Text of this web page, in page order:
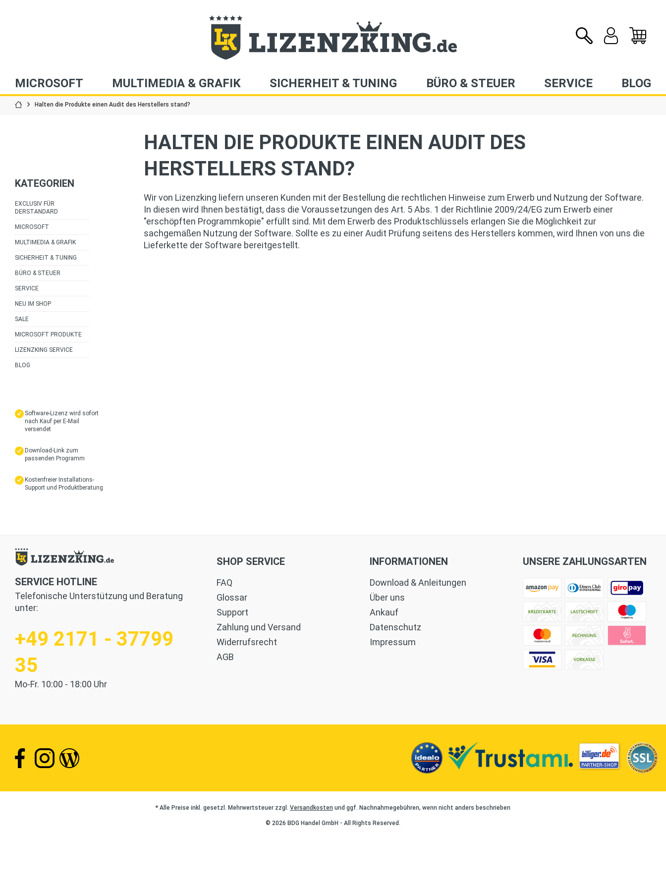
MICROSOFT MULTIMEDIA & GRAFIK SICHERHEIT & TUNING BÜRO & STEUER SERVICE BLOG
Halten die Produkte einen Audit des Herstellers stand?
KATEGORIEN
EXCLUSIV FÜR
DERSTANDARD
MICROSOFT
MULTIMEDIA & GRAFIK
SICHERHEIT & TUNING
BÜRO & STEUER
SERVICE
NEU IM SHOP
SALE
MICROSOFT PRODUKTE
LIZENZKING SERVICE
BLOG
Software-Lizenz wird sofort
nach Kauf per E-Mail
versendet
Download-Link zum
passenden Programm
Kostenfreier Installations-
Support und Produktberatung
HALTEN DIE PRODUKTE EINEN AUDIT DES
HERSTELLERS STAND?
Wir von Lizenzking liefern unseren Kunden mit der Bestellung die rechtlichen Hinweise zum Erwerb und Nutzung der Software.
In diesen wird Ihnen bestätigt, dass die Voraussetzungen des Art. 5 Abs. 1 der Richtlinie 2009/24/EG zum Erwerb einer
"erschöpften Programmkopie" erfüllt sind. Mit dem Erwerb des Produktschlüssels erlangen Sie die Möglichkeit zur
sachgemäßen Nutzung der Software. Sollte es zu einer Audit Prüfung seitens des Herstellers kommen, wird Ihnen von uns die
Lieferkette der Software bereitgestellt.
SERVICE HOTLINE
Telefonische Unterstützung und Beratung
unter:
+49 2171 - 37799
35
Mo-Fr. 10:00 - 18:00 Uhr
SHOP SERVICE
FAQ
Glossar
Support
Zahlung und Versand
Widerrufsrecht
AGB
INFORMATIONEN
Download & Anleitungen
Über uns
Ankauf
Datenschutz
Impressum
UNSERE ZAHLUNGSARTEN
* Alle Preise inkl. gesetzl. Mehrwertsteuer zzgl. Versandkosten und ggf. Nachnahmegebühren, wenn nicht anders beschrieben
© 2026 BDG Handel GmbH - All Rights Reserved.